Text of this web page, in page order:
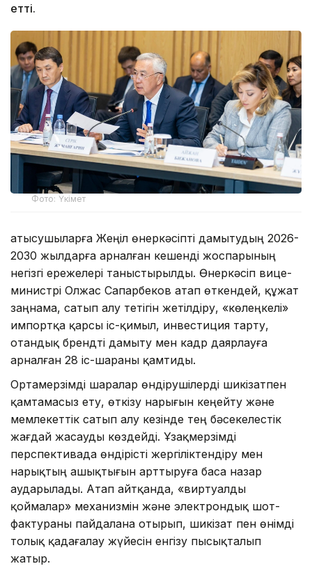
етті.
Фото: Үкімет
Қатысушыларға Жеңіл өнеркәсіпті дамытудың 2026-
2030 жылдарға арналған кешенді жоспарының
негізгі ережелері таныстырылды. Өнеркәсіп вице-
министрі Олжас Сапарбеков атап өткендей, құжат
заңнама, сатып алу тетігін жетілдіру, «көлеңкелі»
импортқа қарсы іс-қимыл, инвестиция тарту,
отандық брендті дамыту мен кадр даярлауға
арналған 28 іс-шараны қамтиды.
Ортамерзімді шаралар өндірушілерді шикізатпен
қамтамасыз ету, өткізу нарығын кеңейту және
мемлекеттік сатып алу кезінде тең бәсекелестік
жағдай жасауды көздейді. Ұзақмерзімді
перспективада өндірісті жергіліктендіру мен
нарықтың ашықтығын арттыруға баса назар
аударылады. Атап айтқанда, «виртуалды
қоймалар» механизмін және электрондық шот-
фактураны пайдалана отырып, шикізат пен өнімді
толық қадағалау жүйесін енгізу пысықталып
жатыр.